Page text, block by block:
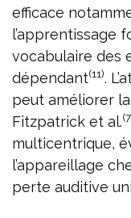
efficace
l’apprentissage
vocabulaire des
dépendant(11).
peut améliorer
Fitzpatrick et al.
multicentrique,
l’appareillage
perte auditive